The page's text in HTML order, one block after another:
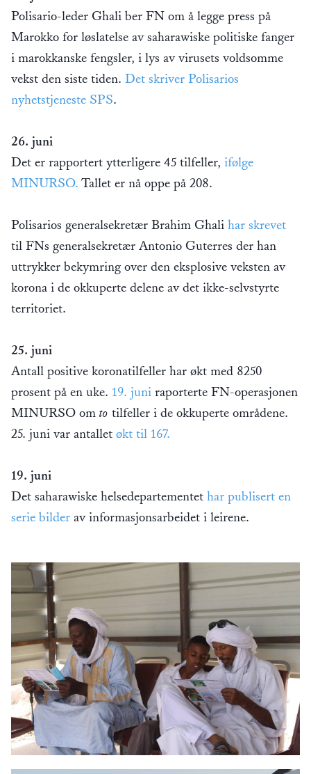
Polisario-leder Ghali ber FN om å legge press på
Marokko for løslatelse av saharawiske politiske fanger
i marokkanske fengsler, i lys av virusets voldsomme
vekst den siste tiden. Det skriver Polisarios
nyhetstjeneste SPS.
26. juni
Det er rapportert ytterligere 45 tilfeller, ifølge
MINURSO. Tallet er nå oppe på 208.
Polisarios generalsekretær Brahim Ghali har skrevet
til FNs generalsekretær Antonio Guterres der han
uttrykker bekymring over den eksplosive veksten av
korona i de okkuperte delene av det ikke-selvstyrte
territoriet.
25. juni
Antall positive koronatilfeller har økt med 8250
prosent på en uke. 19. juni raporterte FN-operasjonen
MINURSO om to tilfeller i de okkuperte områdene.
25. juni var antallet økt til 167.
19. juni
Det saharawiske helsedepartementet har publisert en
serie bilder av informasjonsarbeidet i leirene.